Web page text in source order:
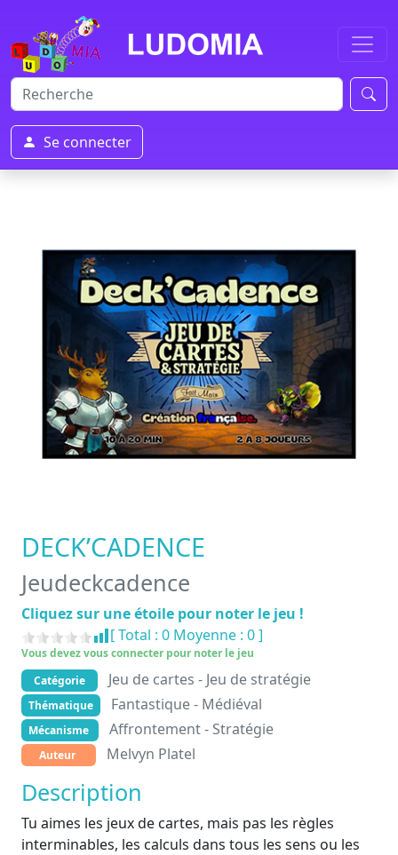
Se connecter
DECK’CADENCE
Jeudeckcadence
Cliquez sur une étoile pour noter le jeu !
[ Total : 0 Moyenne : 0]
Vous devez vous connecter pour noter le jeu
Catégorie
Jeu de cartes - Jeu de stratégie
Thématique Fantastique - Médiéval
Mécanisme Affrontement - Stratégie
Auteur Melvyn Platel
Description
Tu aimes les jeux de cartes, mais pas les règles
interminables, les calculs dans tous les sens ou les